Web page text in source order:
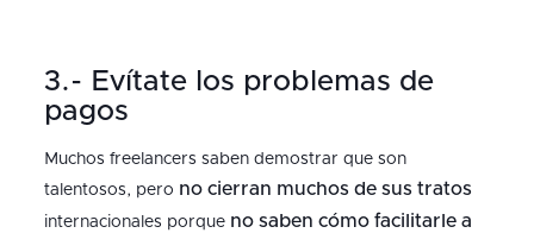
3.- Evítate los problemas de
pagos
Muchos freelancers saben demostrar que son
talentosos, pero no cierran muchos de sus tratos
internacionales porque no saben cómo facilitarle a